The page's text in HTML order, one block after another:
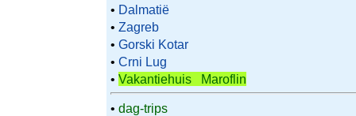
• Dalmatië
• Zagreb
• Gorski Kotar
• Crni Lug
• Vakantiehuis Maroflin
• dag-trips